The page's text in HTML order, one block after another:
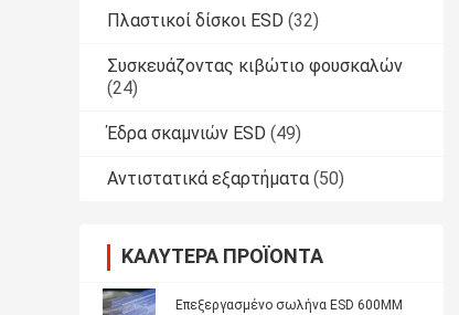
Πλαστικοί δίσκοι ESD (32)
Συσκευάζοντας κιβώτιο φουσκαλών
(24)
Έδρα σκαμνιών ESD (49)
Αντιστατικά εξαρτήματα (50)
ΚΑΛΎΤΕΡΑ ΠΡΟΪΌΝΤΑ
Επεξεργασμένο σωλήνα ESD 600MM